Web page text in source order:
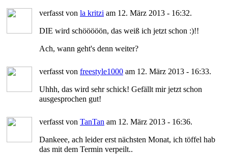
verfasst von la kritzi am 12. März 2013 - 16:32.
DIE wird schööööön, das weiß ich jetzt schon :)!!
Ach, wann geht's denn weiter?
verfasst von freestyle1000 am 12. März 2013 - 16:33.
Uhhh, das wird sehr schick! Gefällt mir jetzt schon
ausgesprochen gut!
verfasst von TanTan am 12. März 2013 - 16:36.
Dankeee, ach leider erst nächsten Monat, ich töffel hab
das mit dem Termin verpeilt..